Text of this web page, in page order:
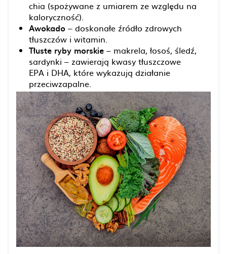
chia (spożywane z umiarem ze względu na
kaloryczność).
Awokado – doskonałe źródło zdrowych
tłuszczów i witamin.
Tłuste ryby morskie – makrela, łosoś, śledź,
sardynki – zawierają kwasy tłuszczowe
EPA i DHA, które wykazują działanie
przeciwzapalne.